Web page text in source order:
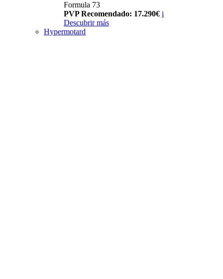
Formula 73
PVP Recomendado: 17.290€ i
Descubrir más
Hypermotard